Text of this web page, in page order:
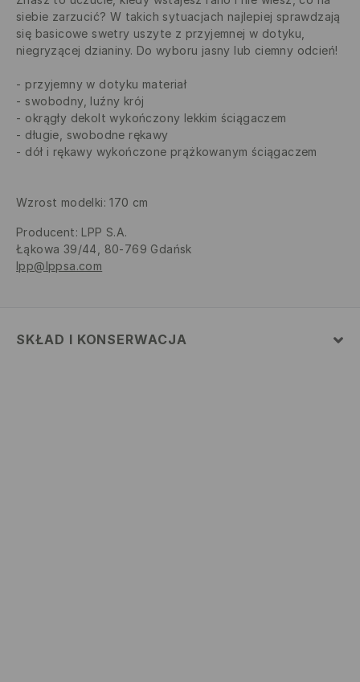
siebie zarzucić? W takich sytuacjach najlepiej sprawdzają
się basicowe swetry uszyte z przyjemnej w dotyku,
niegryzącej dzianiny. Do wyboru jasny lub ciemny odcień!
przyjemny w dotyku materiał
swobodny, luźny krój
okrągły dekolt wykończony lekkim ściągaczem
długie, swobodne rękawy
dół i rękawy wykończone prążkowanym ściągaczem
Wzrost modelki: 170 cm
Producent: LPP S.A.
Łąkowa 39/44, 80-769 Gdańsk
lpp@lppsa.com
SKŁAD I KONSERWACJA